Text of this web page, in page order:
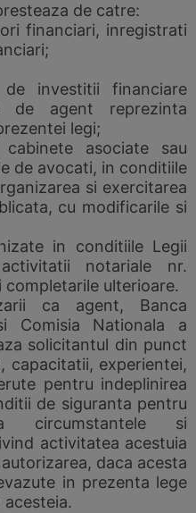
de catre:
financiari, inregistrati
investitii financiare
de agent reprezinta
legi;
asociate sau
de avocati, in conditiile
si exercitarea
cu modificarile si
in conditiile Legii
notariale nr.
ulterioare.
ca agent, Banca
Comisia Nationala a
solicitantul din punct
capacitatii, experientei,
pentru indeplinirea
de siguranta pentru
circumstantele si
activitatea acestuia
daca acesta
in prezenta lege
acesteia.